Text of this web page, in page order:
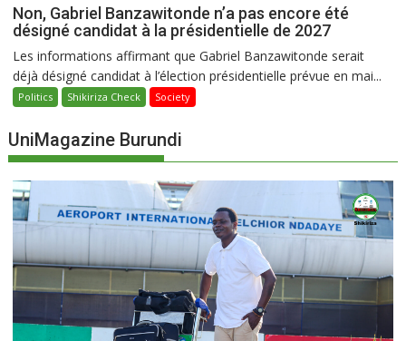
Non, Gabriel Banzawitonde n’a pas encore été
désigné candidat à la présidentielle de 2027
Les informations affirmant que Gabriel Banzawitonde serait
déjà désigné candidat à l’élection présidentielle prévue en mai...
Politics Shikiriza Check Society
UniMagazine Burundi